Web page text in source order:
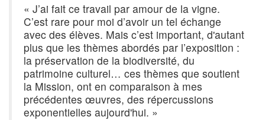
« J’ai fait ce travail par amour de la vigne.
C’est rare pour moi d’avoir un tel échange
avec des élèves. Mais c’est important, d'autant
plus que les thèmes abordés par l’exposition :
la préservation de la biodiversité, du
patrimoine culturel… ces thèmes que soutient
la Mission, ont en comparaison à mes
précédentes œuvres, des répercussions
exponentielles aujourd'hui. »